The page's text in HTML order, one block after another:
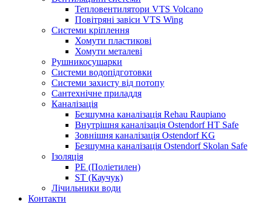
Тепловентилятори VTS Volcano
Повітряні завіси VTS Wing
Системи кріплення
Хомути пластикові
Хомути металеві
Рушникосушарки
Системи водопідготовки
Системи захисту від потопу
Сантехнічне приладдя
Каналізація
Безшумна каналізація Rehau Raupiano
Внутрішня каналізація Ostendorf HT Safe
Зовнішня каналізація Ostendorf KG
Безшумна каналізація Ostendorf Skolan Safe
Ізоляція
PE (Поліетилен)
ST (Каучук)
Лічильники води
Контакти